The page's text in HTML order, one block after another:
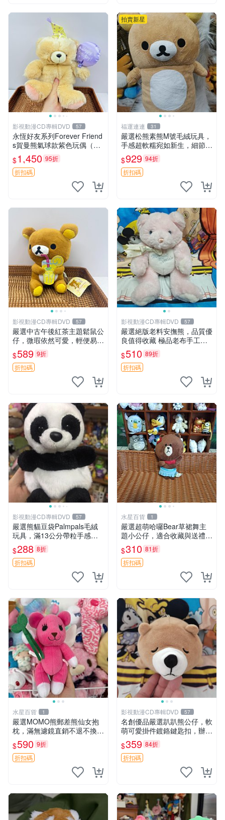
影視動漫CD專輯DVD 57
永恆好友系列Forever Friend
s賀曼熊氣球款紫色玩偶（鼻
子稍有磨損） 中古玩具 氣球
熊 玩偶
$1,450 95折
折扣碼
拍賣新星
福運連連 31
嚴選松熊素熊M號毛絨玩具，
手感超軟糯宛如新生，細節精
緻完美無瑕，推薦送禮或珍
藏，中古狀態保養得宜。 松
熊 素熊 毛絨doll
$929 94折
折扣碼
影視動漫CD專輯DVD 57
嚴選中古午後紅茶主題鬆鼠公
仔，微瑕依然可愛，輕便易運
送 二手收藏推薦 工廠直營 快
遞到府 中古 玩偶 公仔
$589 9折
折扣碼
影視動漫CD專輯DVD 57
嚴選絕版老料安撫熊，品質優
良值得收藏 極品老布手工安
撫搖鈴玩具，適合哄睡寶貝
超柔老料搖鈴熊，專為孩子設
計的安心伴護 推薦絕版老布
製工藝搖鈴熊，可當作童
$510 89折
折扣碼
影視動漫CD專輯DVD 57
嚴選熊貓豆袋Palmpals毛絨
玩具，滿13公分帶粒手感極
佳，電影主題周邊推薦 熊貓
Palmpals 毛絨玩具 豆袋 劇場
版周邊
$288 8折
折扣碼
水星百貨 1
嚴選超萌哈囉Bear草裙舞主
題小公仔，適合收藏與送禮 1
00 克 哈囉Bear 草裙舞
$310 81折
折扣碼
水星百貨 1
嚴選MOMO熊郵差熊仙女抱
枕，滿無濾鏡直銷不退不換
經典造型可愛必備 紅薯啵啵
間抱枕 抱枕 時尚
$590 9折
折扣碼
影視動漫CD專輯DVD 57
名創優品嚴選趴趴熊公仔，軟
萌可愛掛件鍍鉻鍵匙扣，辦公
放松好選擇 趴趴熊 鍍鉻鍵匙
扣 萬用掛件
$359 84折
折扣碼